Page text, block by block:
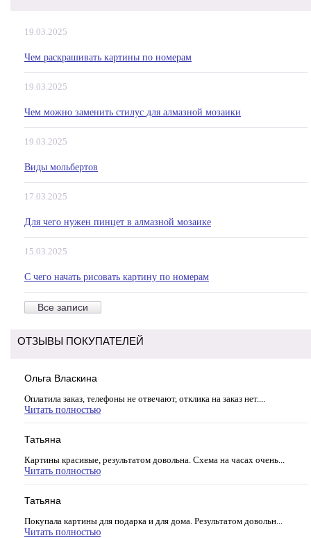
19.03.2025
Чем раскрашивать картины по номерам
19.03.2025
Чем можно заменить стилус для алмазной мозаики
19.03.2025
Виды мольбертов
17.03.2025
Для чего нужен пинцет в алмазной мозаике
15.03.2025
С чего начать рисовать картину по номерам
Все записи
ОТЗЫВЫ ПОКУПАТЕЛЕЙ
Ольга Власкина
Оплатила заказ, телефоны не отвечают, отклика на заказ нет....
Читать полностью
Татьяна
Картины красивые, результатом довольна. Схема на часах очень...
Читать полностью
Татьяна
Покупала картины для подарка и для дома. Результатом довольн...
Читать полностью